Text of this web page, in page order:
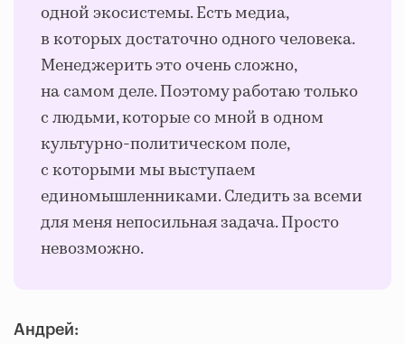
одной экосистемы. Есть медиа,
в которых достаточно одного человека.
Менеджерить это очень сложно,
на самом деле. Поэтому работаю только
с людьми, которые со мной в одном
культурно-политическом поле,
с которыми мы выступаем
единомышленниками. Следить за всеми
для меня непосильная задача. Просто
невозможно.
Андрей: